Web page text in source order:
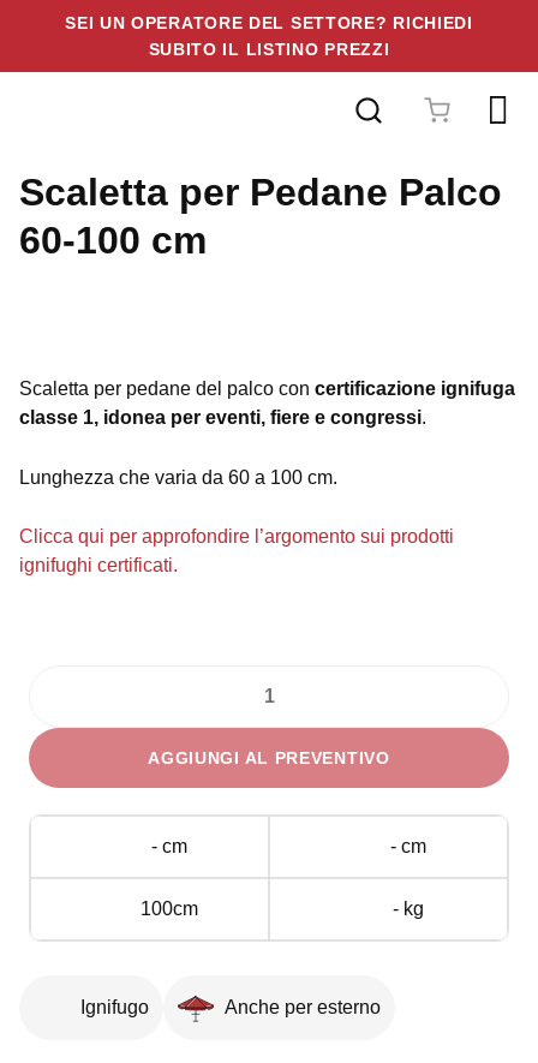
SEI UN OPERATORE DEL SETTORE? RICHIEDI
SUBITO IL LISTINO PREZZI
Scaletta per Pedane Palco
60-100 cm
Scaletta per pedane del palco con certificazione ignifuga
classe 1, idonea per eventi, fiere e congressi.
Lunghezza che varia da 60 a 100 cm.
Clicca qui per approfondire l’argomento sui prodotti
ignifughi certificati.
Scaletta
Pedane
Palco
60-
cm
AGGIUNGI AL PREVENTIVO
- cm - cm
100cm - kg
Ignifugo Anche per esterno